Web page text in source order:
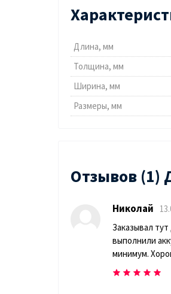
Длина, мм
Толщина, мм
Ширина, мм
Размеры, мм
Отзывов (1)
Николай
Заказывал
выполнили
минимум.